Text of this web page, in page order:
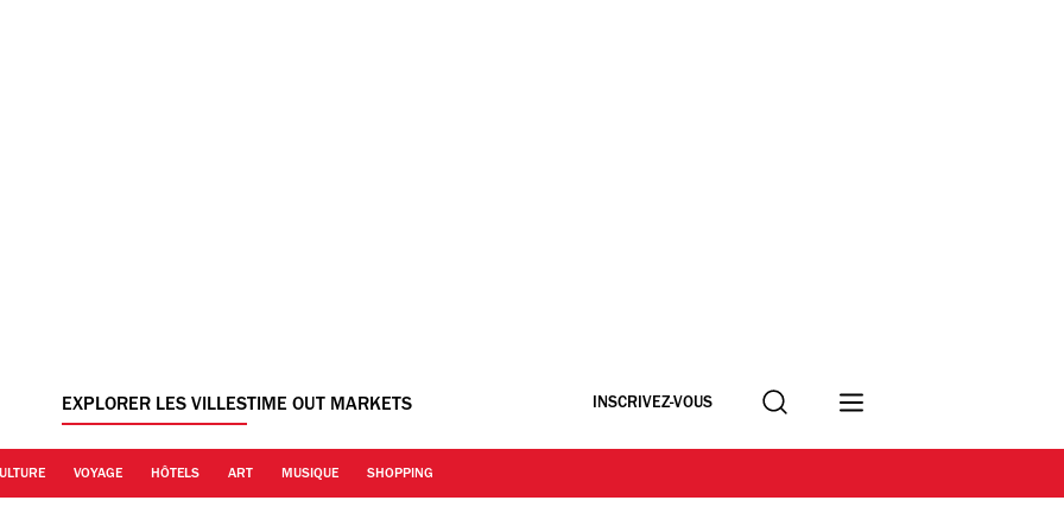
EXPLORER LES VILLESTIME OUT MARKETS INSCRIVEZ-VOUS Recherche
VOYAGE HÔTELS ART MUSIQUE SHOPPING